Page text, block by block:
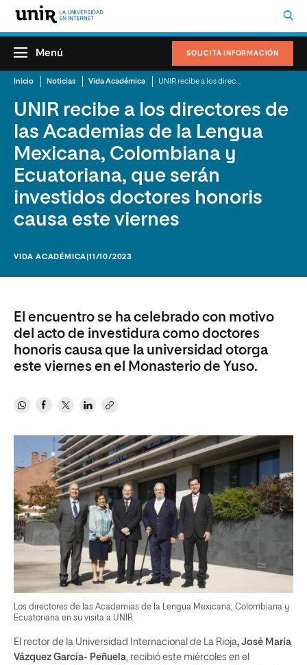
SOLICITA INFORMACIÓN
Menú
Inicio Noticias Vida Académica
UNIR recibe a los directores de
las Academias de la Lengua
Mexicana, Colombiana y
Ecuatoriana, que serán
investidos doctores honoris
causa este viernes
VIDA ACADÉMICA |11/10/2023
El encuentro se ha celebrado con motivo
del acto de investidura como doctores
honoris causa que la universidad otorga
este viernes en el Monasterio de Yuso.
Los directores de las Academias de la Lengua Mexicana, Colombiana y
Ecuatoriana en su visita a UNIR.
El rector de la Universidad Internacional de La Rioja, José María
Vázquez García- Peñuela , recibió este miércoles en el